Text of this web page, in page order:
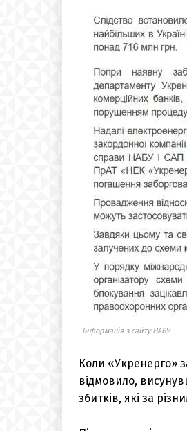
Інформація з сайту НАБУ
Коли «Укренерго»
відмовило,
збитків, які за